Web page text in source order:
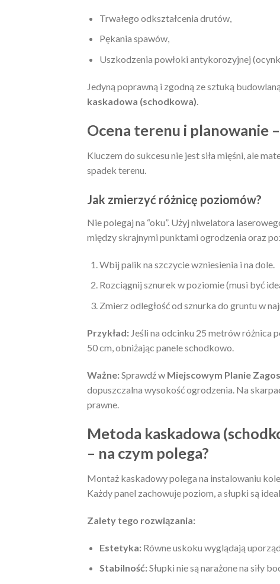
Trwałego odkształcenia drutów,
Pękania spawów,
Uszkodzenia powłoki antykorozyjnej
Jedyną poprawną i zgodną ze sztuką
kaskadowa (schodkowa)
Ocena terenu i planowanie
Kluczem do sukcesu nie jest siła mięśni, ale
spadek terenu.
Jak zmierzyć różnicę poziomów?
Nie polegaj na “oku”. Użyj niwelatora
między skrajnymi punktami ogrodzenia oraz
Wbij palik na szczycie wzniesienia i na dole.
Rozciągnij sznurek w poziomie (musi być
Zmierz odległość od sznurka do gruntu w
Przykład: Jeśli na odcinku 25 metrów różnica
50 cm, obniżając panele schodkowo.
Ważne:Sprawdź w Miejscowym Planie
dopuszczalna wysokość ogrodzenia. Na
prawne.
Metoda kaskadowa
– na czym polega?
Montaż kaskadowy polega na instalowaniu
Każdy panel zachowuje poziom, a słupki są
Zalety tego rozwiązania:
Estetyka:Równe uskoku wyglądają
Stabilność:Słupki nie są narażone na siły